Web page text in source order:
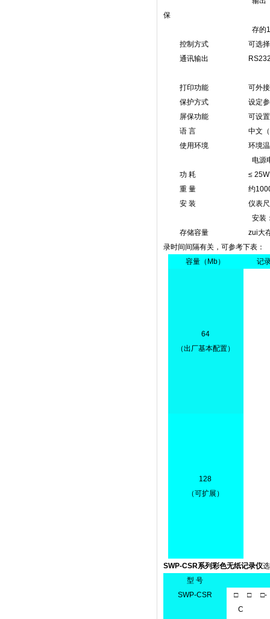
保
存的16回差、继电
控制方式 可选择带回差
通讯输出 RS232/485 ，
打印功能 可外接面板式、
保护方式 设定参数*保存
屏保功能 可设置在连续无
语 言 中文（简体
使用环境 环境温度 0
电源电压 AC
功 耗 ≤ 25W
重 量 约1000
安 装 仪表尺寸：
安装：卡条式
存储容量 zui大存储空
录时间间隔有关，可参考下表：
容量（Mb）
记
64
（出厂基本配置）
128
（可扩展）
SWP-CSR系列彩色无纸记录仪
型 号
SWP-CSR
□ □ □-
C